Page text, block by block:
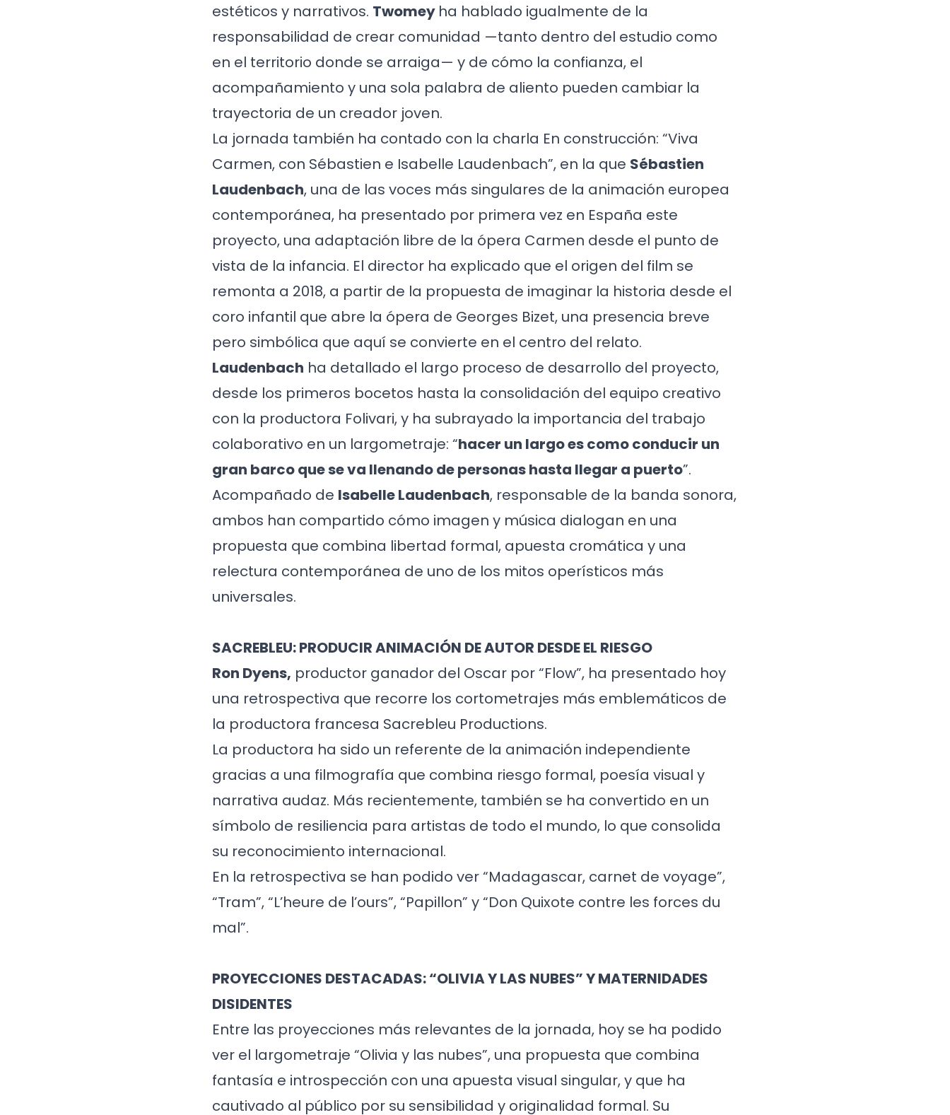
estéticos y narrativos. Twomey ha hablado igualmente de la
responsabilidad de crear comunidad —tanto dentro del estudio como
en el territorio donde se arraiga— y de cómo la confianza, el
acompañamiento y una sola palabra de aliento pueden cambiar la
trayectoria de un creador joven.
La jornada también ha contado con la charla En construcción: “Viva
Carmen, con Sébastien e Isabelle Laudenbach”, en la que Sébastien
Laudenbach, una de las voces más singulares de la animación europea
contemporánea, ha presentado por primera vez en España este
proyecto, una adaptación libre de la ópera Carmen desde el punto de
vista de la infancia. El director ha explicado que el origen del film se
remonta a 2018, a partir de la propuesta de imaginar la historia desde el
coro infantil que abre la ópera de Georges Bizet, una presencia breve
pero simbólica que aquí se convierte en el centro del relato.
Laudenbach ha detallado el largo proceso de desarrollo del proyecto,
desde los primeros bocetos hasta la consolidación del equipo creativo
con la productora Folivari, y ha subrayado la importancia del trabajo
colaborativo en un largometraje: “hacer un largo es como conducir un
gran barco que se va llenando de personas hasta llegar a puerto”.
Acompañado de Isabelle Laudenbach, responsable de la banda sonora,
ambos han compartido cómo imagen y música dialogan en una
propuesta que combina libertad formal, apuesta cromática y una
relectura contemporánea de uno de los mitos operísticos más
universales.
SACREBLEU: PRODUCIR ANIMACIÓN DE AUTOR DESDE EL RIESGO
Ron Dyens, productor ganador del Oscar por “Flow”, ha presentado hoy
una retrospectiva que recorre los cortometrajes más emblemáticos de
la productora francesa Sacrebleu Productions.
La productora ha sido un referente de la animación independiente
gracias a una filmografía que combina riesgo formal, poesía visual y
narrativa audaz. Más recientemente, también se ha convertido en un
símbolo de resiliencia para artistas de todo el mundo, lo que consolida
su reconocimiento internacional.
En la retrospectiva se han podido ver “Madagascar, carnet de voyage”,
“Tram”, “L’heure de l’ours”, “Papillon” y “Don Quixote contre les forces du
mal”.
PROYECCIONES DESTACADAS: “OLIVIA Y LAS NUBES” Y MATERNIDADES
DISIDENTES
Entre las proyecciones más relevantes de la jornada, hoy se ha podido
ver el largometraje “Olivia y las nubes”, una propuesta que combina
fantasía e introspección con una apuesta visual singular, y que ha
cautivado al público por su sensibilidad y originalidad formal. Su